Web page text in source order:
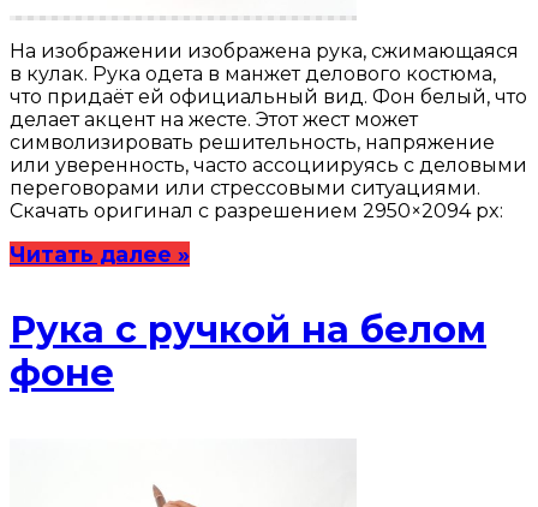
На изображении изображена рука, сжимающаяся
в кулак. Рука одета в манжет делового костюма,
что придаёт ей официальный вид. Фон белый, что
делает акцент на жесте. Этот жест может
символизировать решительность, напряжение
или уверенность, часто ассоциируясь с деловыми
переговорами или стрессовыми ситуациями.
Скачать оригинал с разрешением 2950×2094 px:
Читать далее »
Рука с ручкой на белом
фоне